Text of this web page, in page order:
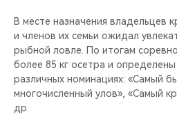
CHERY И СПОРТ
НАШИ МЕРОПРИЯТИЯ
ВИДЕООБЗОРЫ
В месте назначения владельцев
и членов их семьи ожидал
рыбной ловле. По итогам
более 85 кг осетра и
различных номинациях: «Самый
многочисленный улов», «Самый
др.